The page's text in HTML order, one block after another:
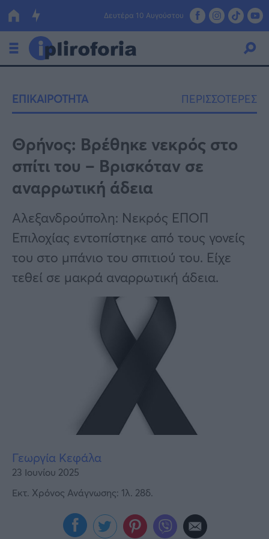
Δευτέρα 10 Αυγούστου
Οικονομία
Πολιτική
Τράπεζες
Επιδοτήσεις
ΕΣΠΑ
Κόσμος
Lifestyle
Αθλητικά
Υγεία
ΕΠΙΚΑΙΡΟΤΗΤΑ ΠΕΡΙΣΣΟΤΕΡΕΣ
Θρήνος: Βρέθηκε νεκρός στο
σπίτι του – Βρισκόταν σε
αναρρωτική άδεια
Αλεξανδρούπολη: Νεκρός ΕΠΟΠ
Επιλοχίας εντοπίστηκε από τους γονείς
του στο μπάνιο του σπιτιού του. Είχε
τεθεί σε μακρά αναρρωτική άδεια.
Γεωργία Κεφάλα
23 Ιουνίου 2025
Εκτ. Χρόνος Ανάγνωσης: 1λ. 28δ.